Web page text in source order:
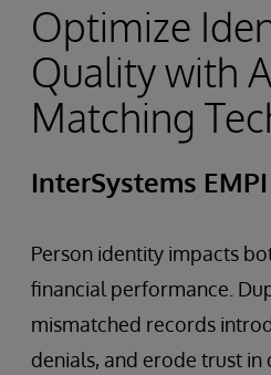
Optimize
Quality with
Matching
InterSystems EMPI
Person identity impacts
financial performance.
mismatched records
denials, and erode trust in